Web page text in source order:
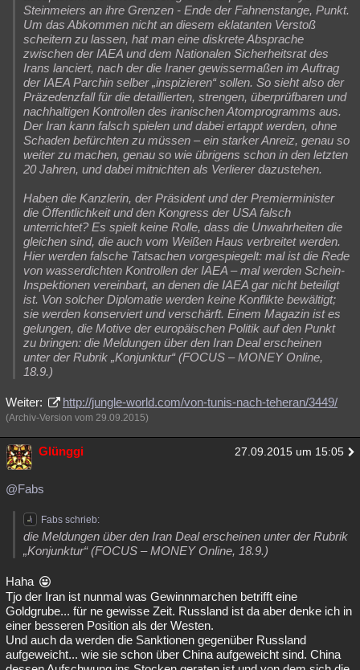
Steinmeiers an ihre Grenzen - Ende der Fahnenstange, Punkt.
Um das Abkommen nicht an diesem eklatanten Verstoß
scheitern zu lassen, hat man eine diskrete Absprache
zwischen der IAEA und dem Nationalen Sicherheitsrat des
Irans lanciert, nach der die Iraner gewissermaßen im Auftrag
der IAEA Parchin selber „inspizieren“ sollen. So sieht also der
Präzedenzfall für die detaillierten, strengen, überprüfbaren und
nachhaltigen Kontrollen des iranischen Atomprogramms aus.
Der Iran kann falsch spielen und dabei ertappt werden, ohne
Schaden befürchten zu müssen – ein starker Anreiz, genau so
weiter zu machen, genau so wie übrigens schon in den letzten
20 Jahren, und dabei mitnichten als Verlierer dazustehen.
Haben die Kanzlerin, der Präsident und der Premierminister
die Öffentlichkeit und den Kongress der USA falsch
unterrichtet? Es spielt keine Rolle, dass die Unwahrheiten die
gleichen sind, die auch vom Weißen Haus verbreitet werden.
Hier werden falsche Tatsachen vorgespiegelt: mal ist die Rede
von wasserdichten Kontrollen der IAEA – mal werden Schein-
Inspektionen vereinbart, an denen die IAEA gar nicht beteiligt
ist. Von solcher Diplomatie werden keine Konflikte bewältigt;
sie werden konserviert und verschärft. Einem Magazin ist es
gelungen, die Motive der europäischen Politik auf den Punkt
zu bringen: die Meldungen über den Iran Deal erscheinen
unter der Rubrik „Konjunktur“ (FOCUS – MONEY Online,
18.9.)
Weiter: http://jungle-world.com/von-tunis-nach-teheran/3449/
(Archiv-Version vom 29.09.2015)
Glünggi 27.09.2015 um 15:05
@Fabs
Fabs schrieb:
die Meldungen über den Iran Deal erscheinen unter der Rubrik
„Konjunktur“ (FOCUS – MONEY Online, 18.9.)
Haha
Tjo der Iran ist nunmal was Gewinnmarchen betrifft eine
Goldgrube... für ne gewisse Zeit. Russland ist da aber denke ich in
einer besseren Position als der Westen.
Und auch da werden die Sanktionen gegenüber Russland
aufgeweicht... wie sie schon über China aufgeweicht sind. China